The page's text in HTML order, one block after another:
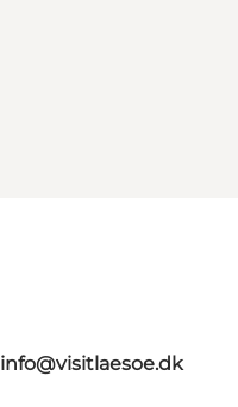
info@visitlaesoe.dk